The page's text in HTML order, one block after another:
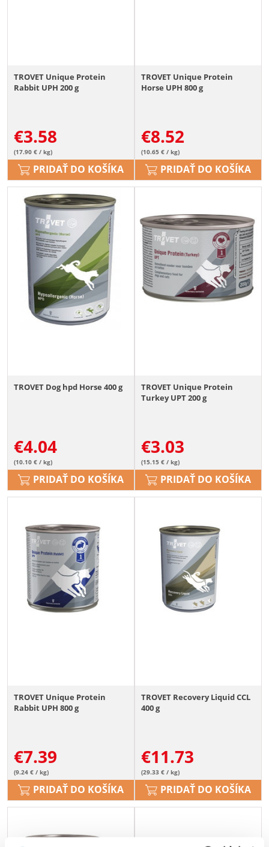
TROVET Unique Protein
Rabbit UPH 200 g
€3.58
(17.90 € / kg)
PRIDAŤ DO KOŠÍKA
TROVET Unique Protein
Horse UPH 800 g
€8.52
(10.65 € / kg)
PRIDAŤ DO KOŠÍKA
TROVET Dog hpd Horse 400 g
€4.04
(10.10 € / kg)
PRIDAŤ DO KOŠÍKA
TROVET Unique Protein
Turkey UPT 200 g
€3.03
(15.15 € / kg)
PRIDAŤ DO KOŠÍKA
TROVET Unique Protein
Rabbit UPH 800 g
€7.39
(9.24 € / kg)
PRIDAŤ DO KOŠÍKA
TROVET Recovery Liquid CCL
400 g
€11.73
(29.33 € / kg)
PRIDAŤ DO KOŠÍKA